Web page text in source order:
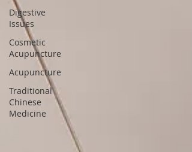
Digestive
Issues
Cosmetic
Acupuncture
Acupuncture
Traditional
Chinese
Medicine